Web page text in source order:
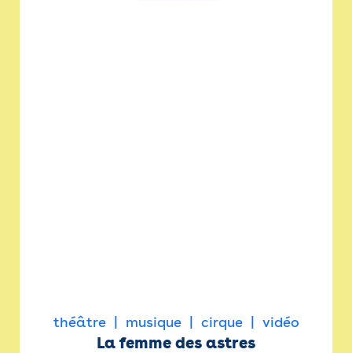
théâtre musique cirque vidéo
La femme des astres